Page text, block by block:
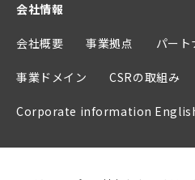
会社情報
会社概要 事業拠点 パート
事業ドメイン CSRの取組み
Corporate information